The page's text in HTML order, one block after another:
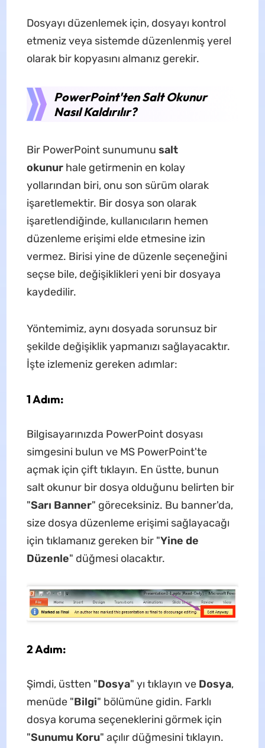
Dosyayı düzenlemek için, dosyayı kontrol
etmeniz veya sistemde düzenlenmiş yerel
olarak bir kopyasını almanız gerekir.
PowerPoint'ten Salt Okunur
Nasıl Kaldırılır?
Bir PowerPoint sunumunu salt
okunurhale getirmenin en kolay
yollarından biri, onu son sürüm olarak
işaretlemektir. Bir dosya son olarak
işaretlendiğinde, kullanıcıların hemen
düzenleme erişimi elde etmesine izin
vermez. Birisi yine de düzenle seçeneğini
seçse bile, değişiklikleri yeni bir dosyaya
kaydedilir.
Yöntemimiz, aynı dosyada sorunsuz bir
şekilde değişiklik yapmanızı sağlayacaktır.
İşte izlemeniz gereken adımlar:
1 Adım:
Bilgisayarınızda PowerPoint dosyası
simgesini bulun ve MS PowerPoint'te
açmak için çift tıklayın. En üstte, bunun
salt okunur bir dosya olduğunu belirten bir
"Sarı Banner" göreceksiniz. Bu banner'da,
size dosya düzenleme erişimi sağlayacağı
için tıklamanız gereken bir "Yine de
Düzenle" düğmesi olacaktır.
2 Adım:
Şimdi, üstten "Dosya" yı tıklayın ve Dosya,
menüde "Bilgi" bölümüne gidin. Farklı
dosya koruma seçeneklerini görmek için
"Sunumu Koru" açılır düğmesini tıklayın.